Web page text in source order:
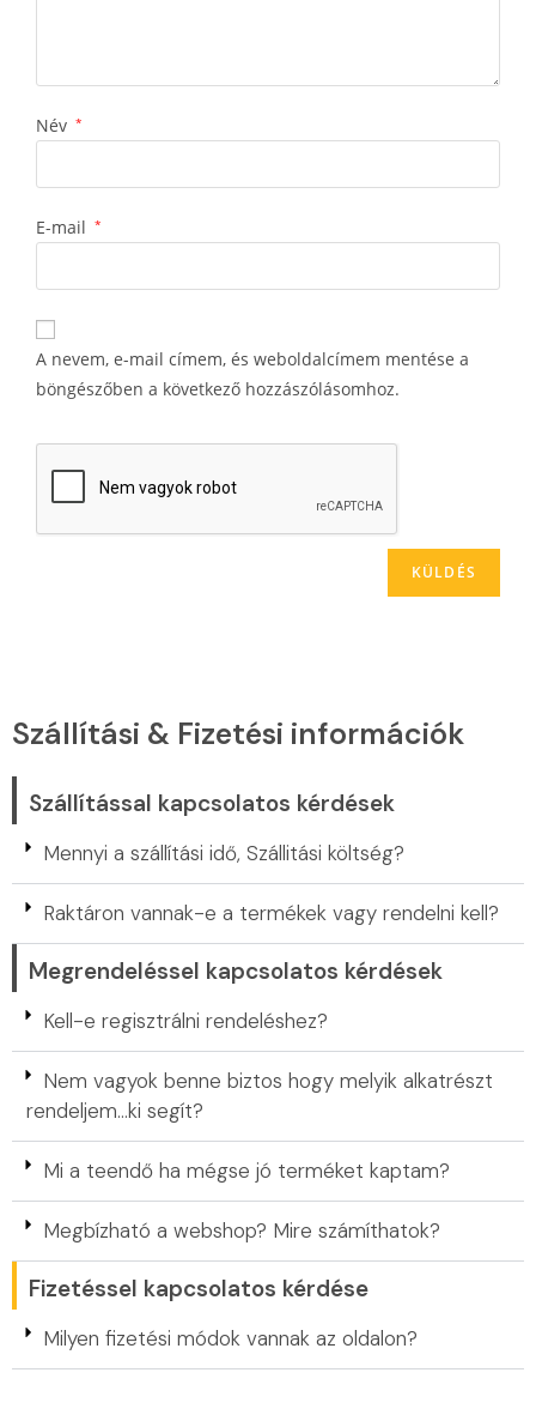
Név *
E-mail *
A nevem, e-mail címem, és weboldalcímem mentése a
böngészőben a következő hozzászólásomhoz.
Szállítási & Fizetési információk
Szállítással kapcsolatos kérdések
Mennyi a szállítási idő, Szállitási költség?
Raktáron vannak-e a termékek vagy rendelni kell?
Megrendeléssel kapcsolatos kérdések
Kell-e regisztrálni rendeléshez?
Nem vagyok benne biztos hogy melyik alkatrészt
rendeljem…ki segít?
Mi a teendő ha mégse jó terméket kaptam?
Megbízható a webshop? Mire számíthatok?
Fizetéssel kapcsolatos kérdése
Milyen fizetési módok vannak az oldalon?